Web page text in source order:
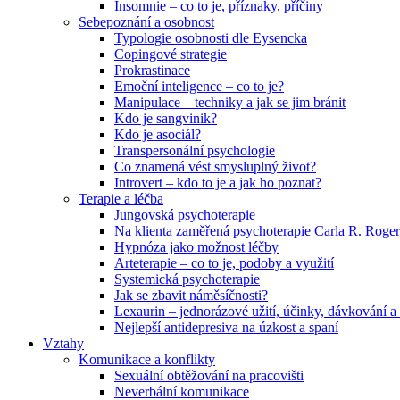
Insomnie – co to je, příznaky, příčiny
Sebepoznání a osobnost
Typologie osobnosti dle Eysencka
Copingové strategie
Prokrastinace
Emoční inteligence – co to je?
Manipulace – techniky a jak se jim bránit
Kdo je sangvinik?
Kdo je asociál?
Transpersonální psychologie
Co znamená vést smysluplný život?
Introvert – kdo to je a jak ho poznat?
Terapie a léčba
Jungovská psychoterapie
Na klienta zaměřená psychoterapie Carla R.
Hypnóza jako možnost léčby
Arteterapie – co to je, podoby a využití
Systemická psychoterapie
Jak se zbavit náměsíčnosti?
Lexaurin – jednorázové užití, účinky, dávkování a
Nejlepší antidepresiva na úzkost a spaní
Vztahy
Komunikace a konflikty
Sexuální obtěžování na pracovišti
Neverbální komunikace